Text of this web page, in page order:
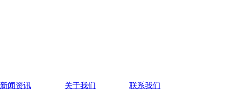
新闻资讯 关于我们 联系我们